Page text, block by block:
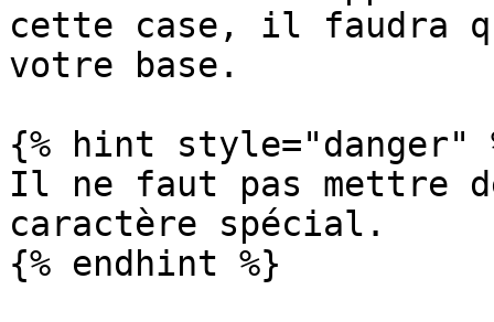
cette case, il faudra
votre base.
{% hint style="danger"
Il ne faut pas mettre
caractère spécial.
{% endhint %}